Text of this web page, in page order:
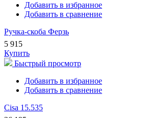
Добавить в избранное
Добавить в сравнение
Ручка-скоба Ферзь
5 915
Купить
Быстрый просмотр
Добавить в избранное
Добавить в сравнение
Cisa 15.535